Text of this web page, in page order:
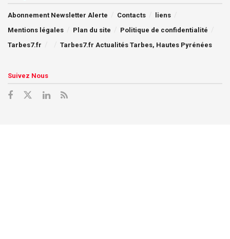
Abonnement Newsletter Alerte Contacts
liens
Mentions légales
Plan du site
Politique de confidentialité
Tarbes7.fr
Tarbes7.fr Actualités Tarbes, Hautes Pyrénées
Suivez Nous